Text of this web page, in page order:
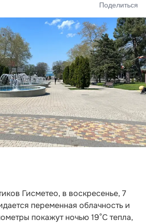
Поделиться
Гисметео, в воскресенье, 7
переменная облачность и
покажут ночью 19°C тепла,